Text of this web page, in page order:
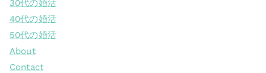
30代の婚活
40代の婚活
50代の婚活
About
Contact